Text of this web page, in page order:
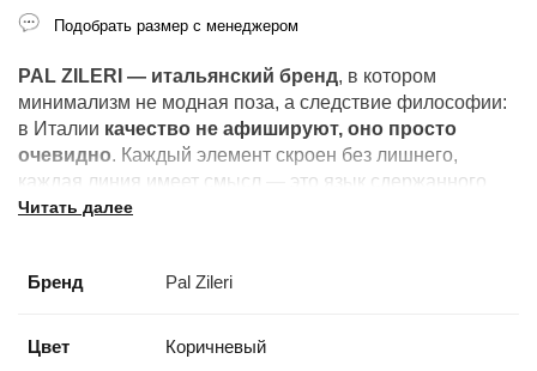
PAL ZILERI — итальянский бренд, в котором
минимализм не модная поза, а следствие философии:
в Италии качество не афишируют, оно просто
очевидно. Каждый элемент скроен без лишнего,
каждая линия имеет смысл — это язык сдержанного
мастерства.
Читать далее
Бренд Pal Zileri
Цвет Коричневый
Подобрать размер с менеджером